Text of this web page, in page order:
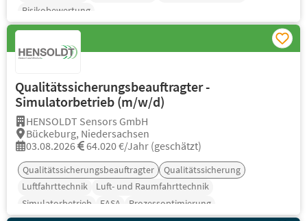
Risikobewertung
Qualitätssicherungsbeauftragter -
Simulatorbetrieb (m/w/d)
HENSOLDT Sensors GmbH
Bückeburg, Niedersachsen
03.08.2026
64.020 €/Jahr (geschätzt)
Qualitätssicherungsbeauftragter
Qualitätssicherung
Luftfahrttechnik
Luft- und Raumfahrttechnik
Simulatorbetrieb
EASA Prozessoptimierung